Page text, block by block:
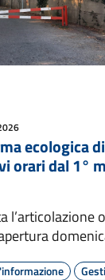
ecologica
orari dal 1°
l’articolazione